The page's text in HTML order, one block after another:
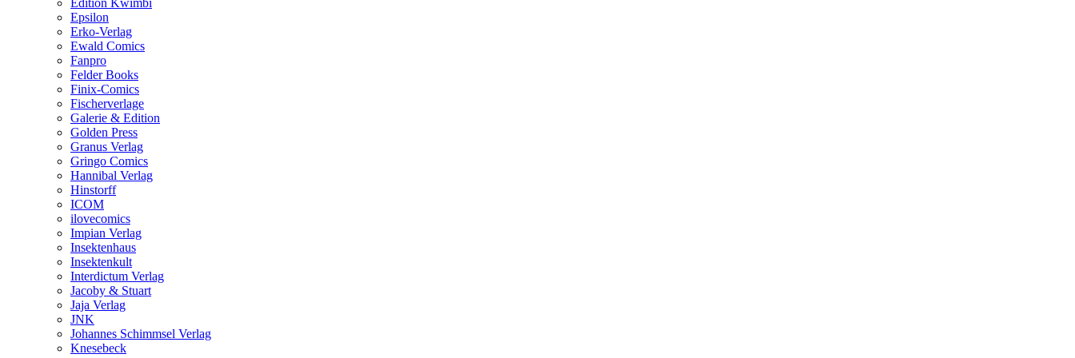
Edition Kwimbi
Epsilon
Erko-Verlag
Ewald Comics
Fanpro
Felder Books
Finix-Comics
Fischerverlage
Galerie & Edition
Golden Press
Granus Verlag
Gringo Comics
Hannibal Verlag
Hinstorff
ICOM
ilovecomics
Impian Verlag
Insektenhaus
Insektenkult
Interdictum Verlag
Jacoby & Stuart
Jaja Verlag
JNK
Johannes Schimmsel Verlag
Knesebeck